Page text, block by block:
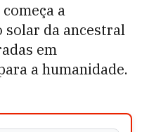
a
solar da ancestral
em
a humanidade.